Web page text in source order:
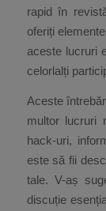
rapid în
oferiți
aceste lucruri
celorlalți
Aceste
multor lucruri
hack-uri,
este să fii
tale. V-aș
discuție